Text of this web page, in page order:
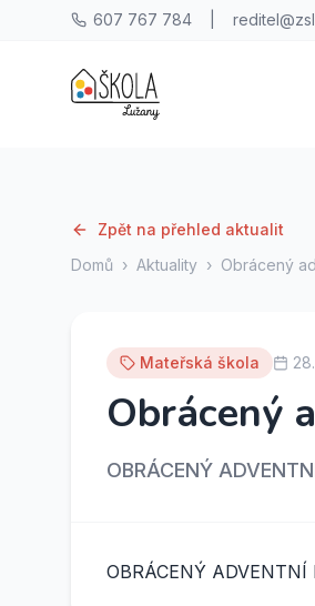
607 767 784
Zpět na přehled aktualit
Domů › Aktuality › Obrácený
Mateřská škola
Obrácený
OBRÁCENÝ
OBRÁCENÝ